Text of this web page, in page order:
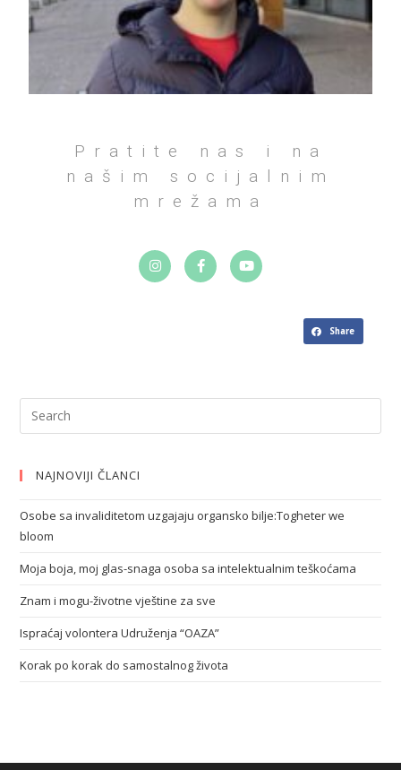
Pratite nas i na
našim socijalnim
mrežama
Share
NAJNOVIJI ČLANCI
Osobe sa invaliditetom uzgajaju organsko bilje:Togheter we
bloom
Moja boja, moj glas-snaga osoba sa intelektualnim teškoćama
Znam i mogu-životne vještine za sve
Ispraćaj volontera Udruženja “OAZA”
Korak po korak do samostalnog života